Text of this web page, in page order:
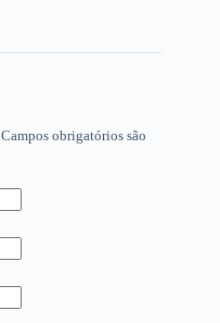
Campos obrigatórios são